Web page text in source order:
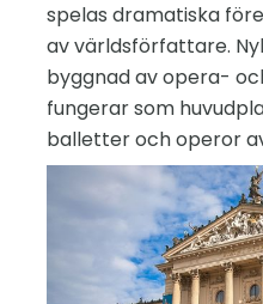
spelas dramatiska
av världsförfattare.
byggnad av opera-
fungerar som
balletter och operor